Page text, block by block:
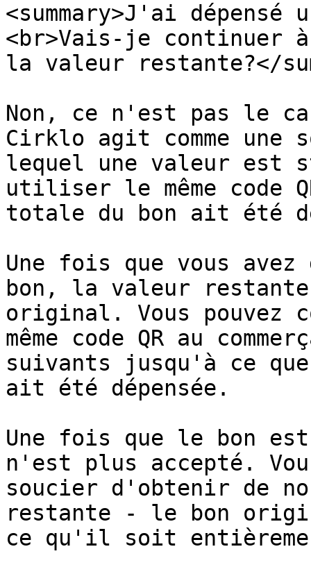
<summary>J'ai
<br>Vais-je continuer
la valeur restante?</
Non, ce n'est pas le
Cirklo agit comme
lequel une valeur est
utiliser le même code
totale du bon ait été
Une fois que vous
bon, la valeur restante
original. Vous pouvez
même code QR au
suivants jusqu'à ce
ait été dépensée.
Une fois que le bon
n'est plus accepté.
soucier d'obtenir de
restante - le bon
ce qu'il soit